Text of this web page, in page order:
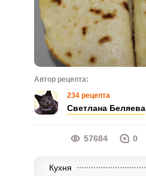
Автор рецепта:
234 рецепта
Светлана Беляева
57684 0
Кухня